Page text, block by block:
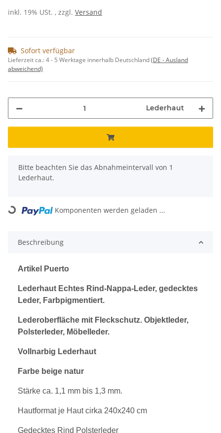
inkl. 19% USt. , zzgl. Versand
Sofort verfügbar
Lieferzeit ca.:4 - 5 Werktage innerhalb Deutschland(DE - Ausland
abweichend)
Lederhaut
x
Bitte beachten Sie das Abnahmeintervall von 1
Lederhaut.
Loading... Komponenten werden geladen ...
Beschreibung
Artikel Puerto
Lederhaut Echtes Rind-Nappa-Leder, gedecktes
Leder, Farbpigmentiert.
Lederoberfläche mit Fleckschutz. Objektleder,
Polsterleder, Möbelleder.
Vollnarbig Lederhaut
Farbe beige natur
Stärke ca. 1,1 mm bis 1,3 mm.
Hautformat je Haut cirka 240x240 cm
Gedecktes Rind Polsterleder